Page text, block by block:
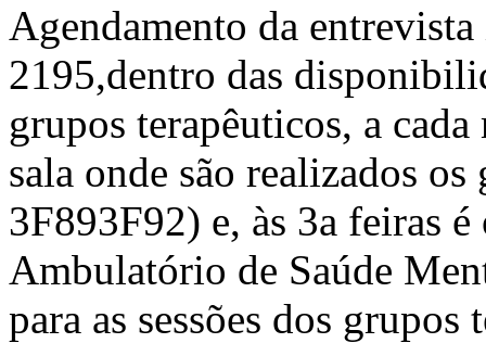
Agendamento da
2195,dentro das
grupos terapêuticos, a
sala onde são realizados
3F893F92) e, às 3a feiras
Ambulatório de Saúde
para as sessões dos